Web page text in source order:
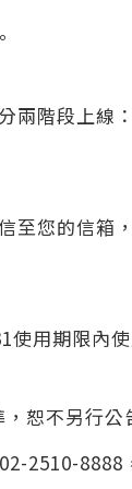
兩階段上線
至您的信箱
使用期限內
恕不另行公
2510-8888